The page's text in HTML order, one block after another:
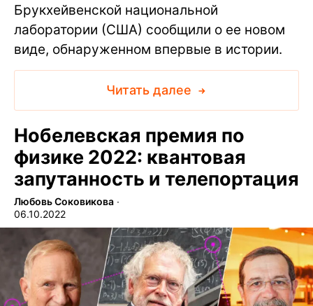
Брукхейвенской национальной
лаборатории (США) сообщили о ее новом
виде, обнаруженном впервые в истории.
Читать далее
Нобелевская премия по
физике 2022: квантовая
запутанность и телепортация
Любовь Соковикова ∙
06.10.2022